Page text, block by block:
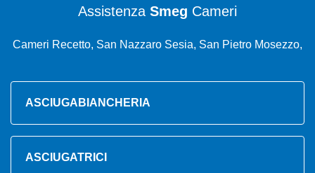
Assistenza Smeg Cameri
Cameri Recetto, San Nazzaro Sesia, San Pietro Mosezzo,
ASCIUGABIANCHERIA
ASCIUGATRICI